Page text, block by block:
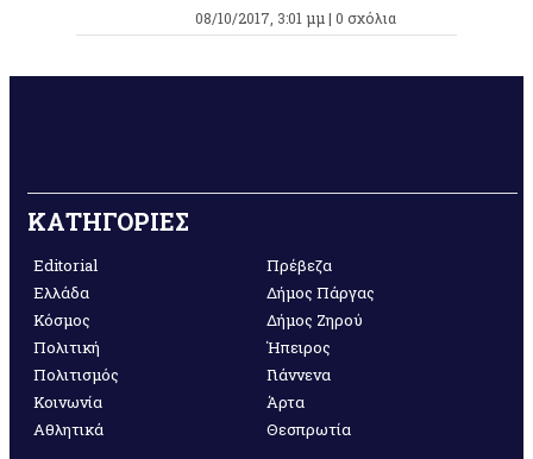
08/10/2017, 3:01 μμ | 0 σχόλια
ΚΑΤΗΓΟΡΙΕΣ
Editorial
Ελλάδα
Κόσμος
Πολιτική
Πολιτισμός
Κοινωνία
Αθλητικά
Πρέβεζα
Δήμος Πάργας
Δήμος Ζηρού
Ήπειρος
Γιάννενα
Άρτα
Θεσπρωτία